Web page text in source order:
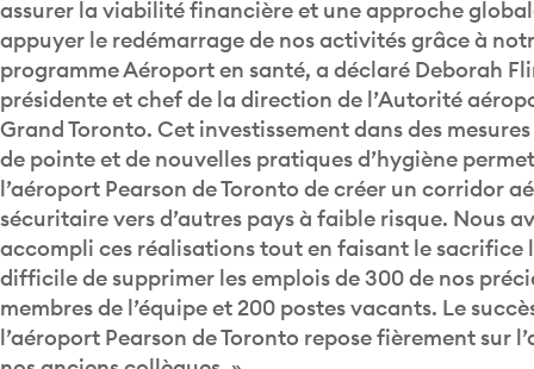
appuyer le redémarrage de nos activités grâce à
programme Aéroport en santé, a déclaré Deborah
présidente et chef de la direction de l’Autorité
Grand Toronto. Cet investissement dans des
de pointe et de nouvelles pratiques d’hygiène
l’aéroport Pearson de Toronto de créer un corridor
sécuritaire vers d’autres pays à faible risque. Nous
accompli ces réalisations tout en faisant le sacrifice
difficile de supprimer les emplois de 300 de nos
membres de l’équipe et 200 postes vacants. Le
l’aéroport Pearson de Toronto repose fièrement sur
nos anciens collègues. »